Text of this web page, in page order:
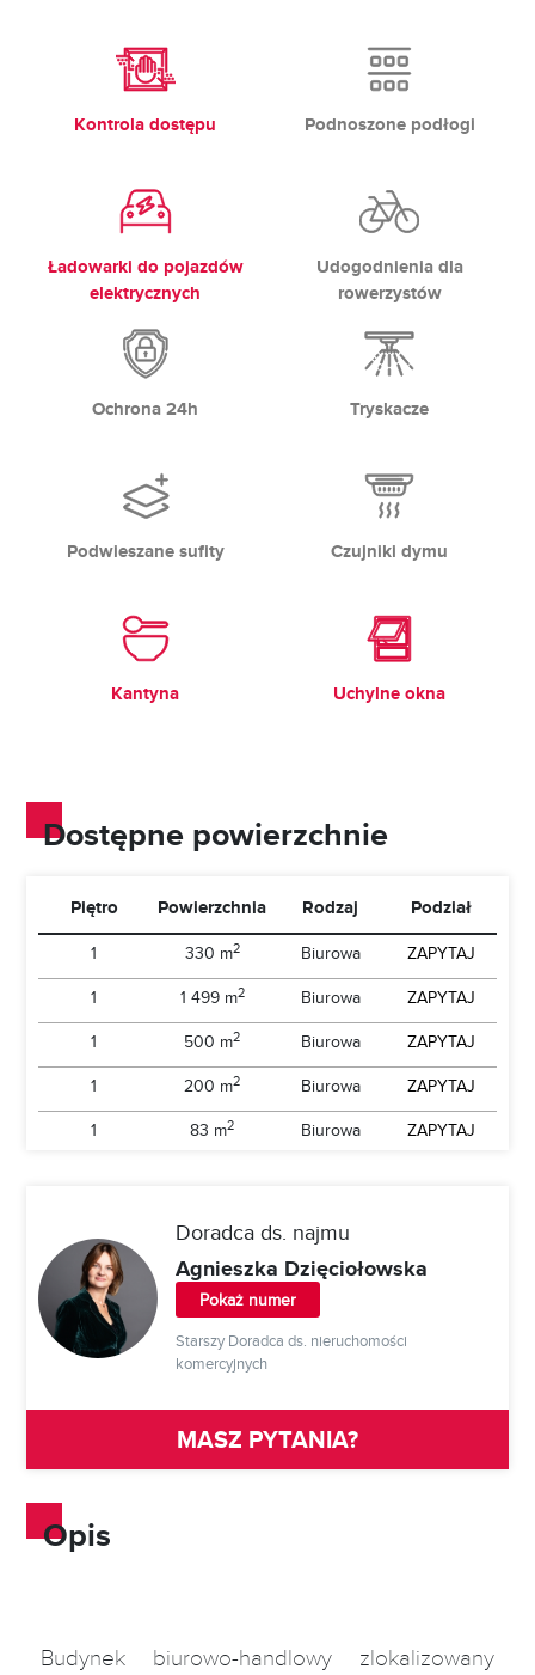
Kontrola dostępu Podnoszone podłogi
Ładowarki do pojazdów
elektrycznych
Udogodnienia dla
rowerzystów
Ochrona 24h Tryskacze
Podwieszane sufity Czujniki dymu
Kantyna Uchylne okna
Dostępne powierzchnie
Piętro Powierzchnia Rodzaj Podział
1 330 m2 Biurowa
ZAPYTAJ
1
1 499 m2 Biurowa
ZAPYTAJ
1
500 m2 Biurowa
ZAPYTAJ
1
200 m2 Biurowa
ZAPYTAJ
1
83 m2 Biurowa ZAPYTAJ
Doradca ds. najmu
Agnieszka Dzięciołowska
Pokaż numer
Starszy Doradca ds. nieruchomości
komercyjnych
MASZ PYTANIA?
Opis
Budynek biurowo-handlowy zlokalizowany